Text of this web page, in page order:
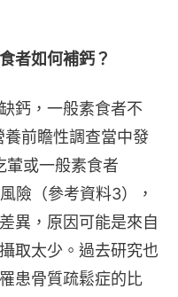
者如何補鈣？
鈣，一般素食者不
前瞻性調查當中發
葷或一般素食者
險（參考資料3），
異，原因可能是來自
取太少。過去研究也
患骨質疏鬆症的比